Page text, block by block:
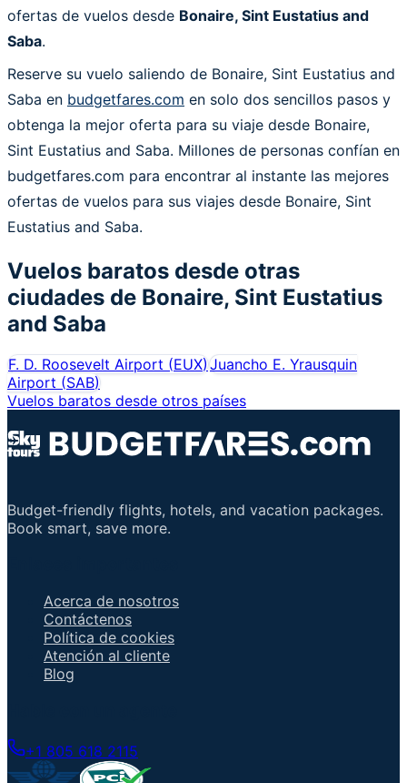
ofertas de vuelos desde Bonaire, Sint Eustatius and
Saba.
Reserve su vuelo saliendo de Bonaire, Sint Eustatius and
Saba en budgetfares.com en solo dos sencillos pasos y
obtenga la mejor oferta para su viaje desde Bonaire,
Sint Eustatius and Saba. Millones de personas confían en
budgetfares.com para encontrar al instante las mejores
ofertas de vuelos para sus viajes desde Bonaire, Sint
Eustatius and Saba.
Vuelos baratos desde otras
ciudades de Bonaire, Sint Eustatius
and Saba
F. D. Roosevelt Airport (EUX)Juancho E. Yrausquin
Airport (SAB)
Vuelos baratos desde otros países
Budget-friendly flights, hotels, and vacation packages.
Book smart, save more.
Acerca de nosotros
Contáctenos
Política de cookies
Atención al cliente
Blog
+1 805 618 2115